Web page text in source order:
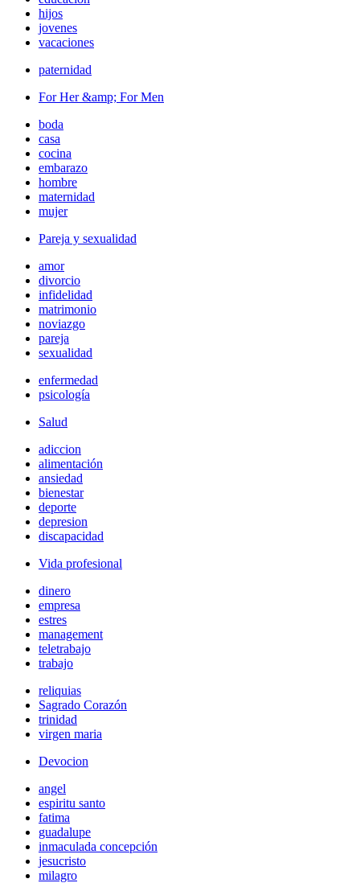
hijos
jovenes
vacaciones
paternidad
For Her &amp; For Men
boda
casa
cocina
embarazo
hombre
maternidad
mujer
Pareja y sexualidad
amor
divorcio
infidelidad
matrimonio
noviazgo
pareja
sexualidad
enfermedad
psicología
Salud
adiccion
alimentación
ansiedad
bienestar
deporte
depresion
discapacidad
Vida profesional
dinero
empresa
estres
management
teletrabajo
trabajo
reliquias
Sagrado Corazón
trinidad
virgen maria
Devocion
angel
espiritu santo
fatima
guadalupe
inmaculada concepción
jesucristo
milagro